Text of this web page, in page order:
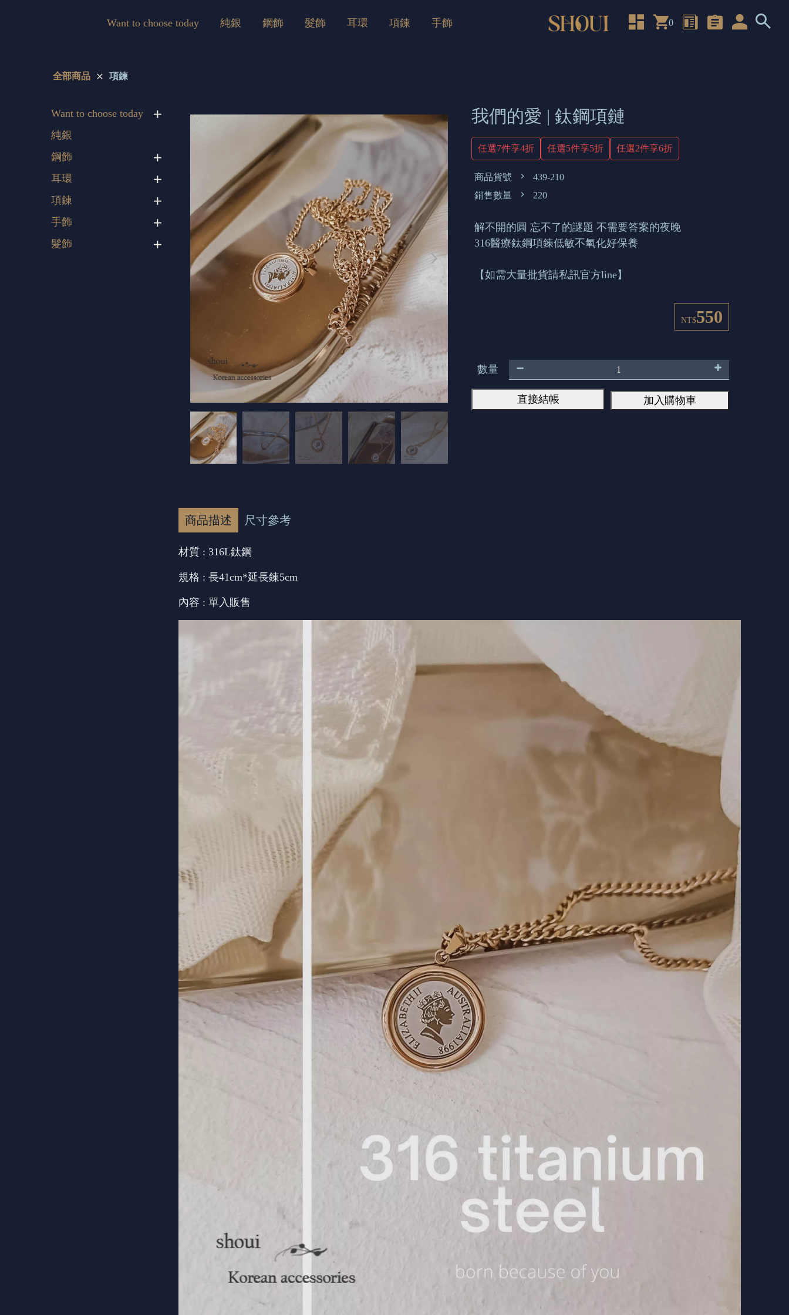
Want to choose today 純銀 鋼飾 髮飾 耳環 項鍊 手飾 0
全部商品 項鍊
Want to choose today
純銀
鋼飾
耳環
項鍊
手飾
髮飾
我們的愛 | 鈦鋼項鏈
任選7件享4折 任選5件享5折 任選2件享6折
商品貨號
439-210
銷售數量
220
解不開的圓 忘不了的謎題 不需要答案的夜晚
316醫療鈦鋼項鍊低敏不氧化好保養
【如需大量批貨請私訊官方line】
NT$550
數量
直接結帳 加入購物車
商品描述 尺寸參考
材質 : 316L鈦鋼
規格 : 長41cm*延長鍊5cm
內容 : 單入販售